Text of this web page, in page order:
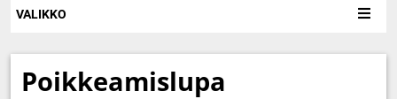
VALIKKO
Poikkeamislupa